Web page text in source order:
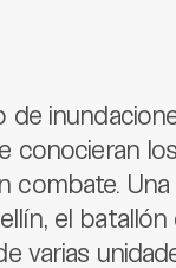
de
conocieran
combate.
el
varias